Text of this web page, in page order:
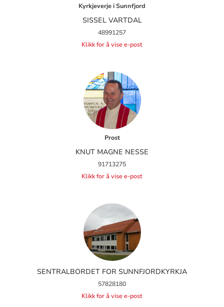
Kyrkjeverje i Sunnfjord
SISSEL VARTDAL
48991257
Klikk for å vise e-post
Prost
KNUT MAGNE NESSE
91713275
Klikk for å vise e-post
SENTRALBORDET FOR SUNNFJORDKYRKJA
57828180
Klikk for å vise e-post